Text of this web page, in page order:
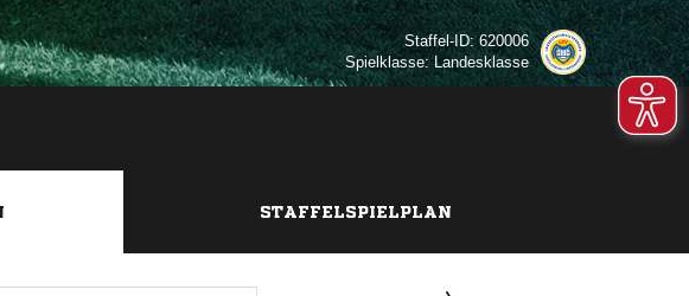
Staffel-ID: 620006
Spielklasse: Landesklasse
STAFFELSPIELPLAN